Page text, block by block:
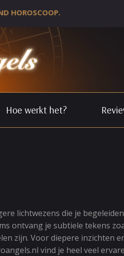
Hoe werkt het?
lichtwezens die je
ontvang je subtiele tekens
zijn. Voor diepere inzichten
vind je heel veel